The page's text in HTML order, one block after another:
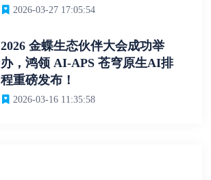
2026-03-27 17:05:54
2026 金蝶生态伙伴大会成功举
办，鸿领 AI-APS 苍穹原生AI排
程重磅发布！
2026-03-16 11:35:58